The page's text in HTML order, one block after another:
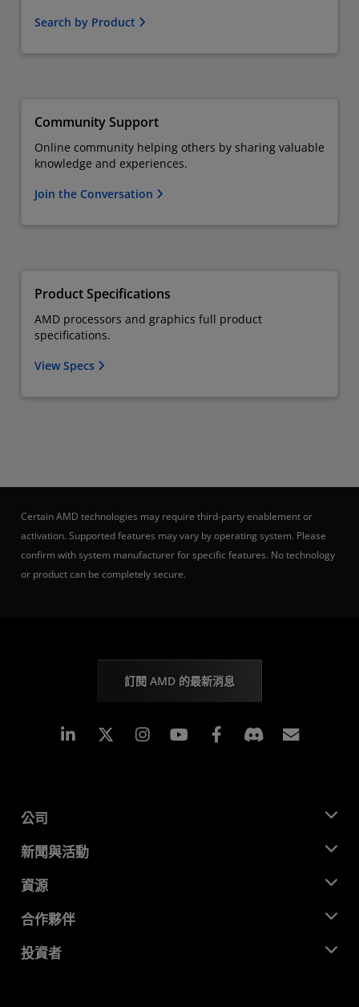
Search by Product
Community Support
Online community helping others by sharing valuable
knowledge and experiences.
Join the Conversation
Product Specifications
AMD processors and graphics full product
specifications.
View Specs
Certain AMD technologies may require third-party enablement or
activation. Supported features may vary by operating system. Please
confirm with system manufacturer for specific features. No technology
or product can be completely secure.
訂閱 AMD 的最新消息
Linkedin Instagram Facebook
公司
關於 AMD
企業責任
招聘
聯絡我們
新聞與活動
新聞室
媒體庫
資源
開發者中心
案例研究
合作夥伴
AMD 合作夥伴中心
投資者